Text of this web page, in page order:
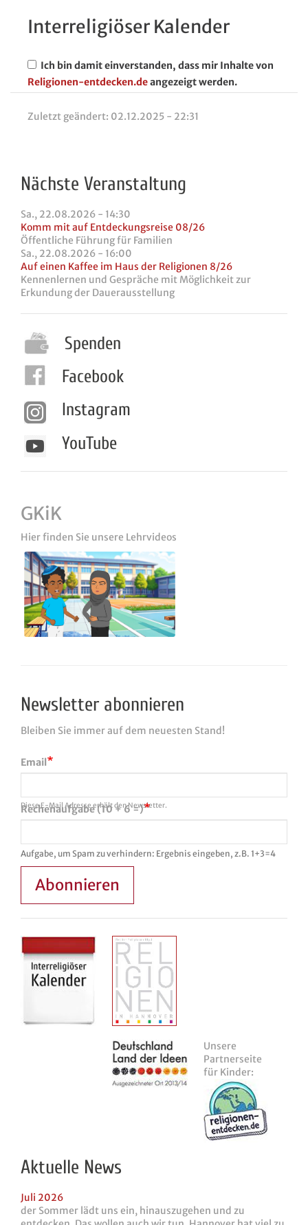
Interreligiöser Kalender
Ich bin damit einverstanden, dass mir Inhalte von
Religionen-entdecken.deangezeigt werden.
Zuletzt geändert: 02.12.2025 - 22:31
Nächste Veranstaltung
Sa., 22.08.2026 - 14:30
Komm mit auf Entdeckungsreise 08/26
Öffentliche Führung für Familien
Sa., 22.08.2026 - 16:00
Auf einen Kaffee im Haus der Religionen 8/26
Kennenlernen und Gespräche mit Möglichkeit zur
Erkundung der Dauerausstellung
Spenden
Facebook
Instagram
YouTube
GKiK
Hier finden Sie unsere Lehrvideos
Newsletter abonnieren
Email
Diese E-Mail Adresse erhält den Newsletter.
Bleiben Sie immer auf dem neuesten Stand!
Rechenaufgabe (10 + 6 =)
Aufgabe, um Spam zu verhindern: Ergebnis eingeben, z.B. 1+3=4
Abonnieren
Unsere
Partnerseite
für Kinder:
Aktuelle News
Juli 2026
der Sommer lädt uns ein, hinauszugehen und zu